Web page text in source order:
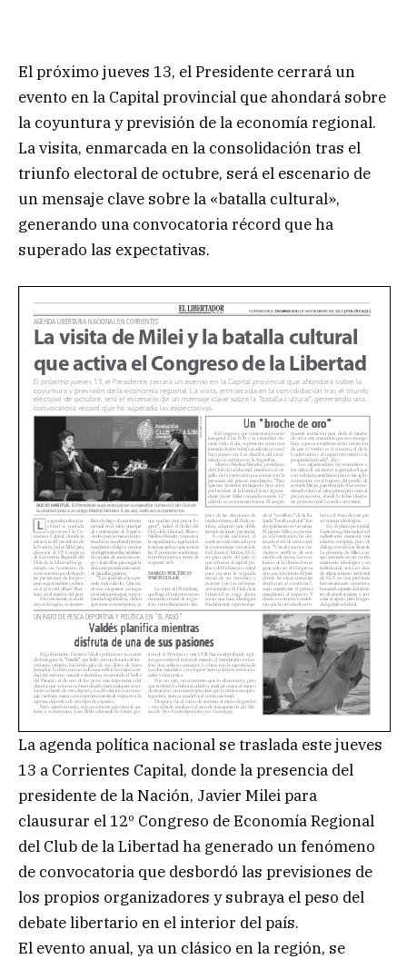
El próximo jueves 13, el Presidente cerrará un
evento en la Capital provincial que ahondará sobre
la coyuntura y previsión de la economía regional.
La visita, enmarcada en la consolidación tras el
triunfo electoral de octubre, será el escenario de
un mensaje clave sobre la «batalla cultural»,
generando una convocatoria récord que ha
superado las expectativas.
La agenda política nacional se traslada este jueves
13 a Corrientes Capital, donde la presencia del
presidente de la Nación, Javier Milei para
clausurar el 12º Congreso de Economía Regional
del Club de la Libertad ha generado un fenómeno
de convocatoria que desbordó las previsiones de
los propios organizadores y subraya el peso del
debate libertario en el interior del país.
El evento anual, ya un clásico en la región, se